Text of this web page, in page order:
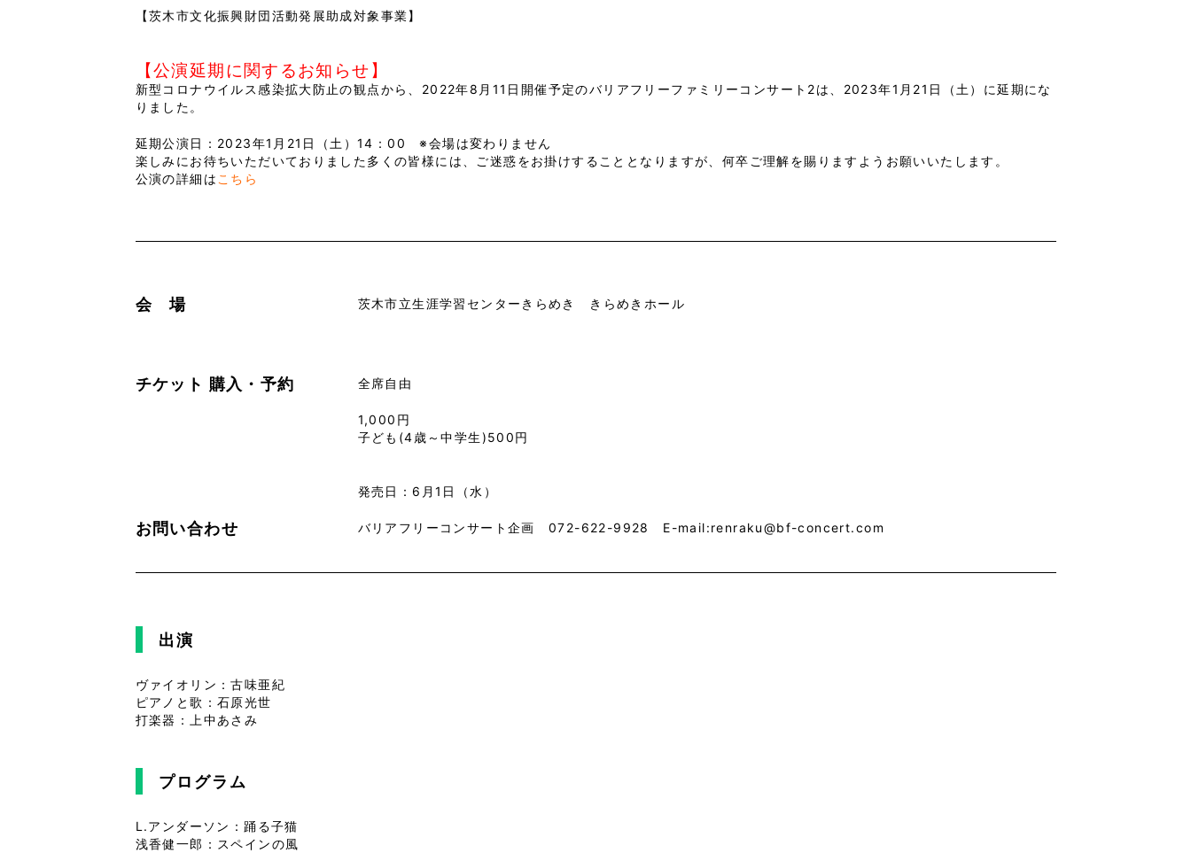
【茨木市文化振興財団活動発展助成対象事業】
【公演延期に関するお知らせ】
新型コロナウイルス感染拡大防止の観点から、2022年8月11日開催予定のバリアフリーファミリーコンサート2は、2023年1月21日（土）に延期にな
りました。
延期公演日：2023年1月21日（土）14：00 ※会場は変わりません
楽しみにお待ちいただいておりました多くの皆様には、ご迷惑をお掛けすることとなりますが、何卒ご理解を賜りますようお願いいたします。
公演の詳細はこちら
会 場 茨木市立生涯学習センターきらめき きらめきホール
チケット 購入・予約 全席自由
1,000円
子ども(4歳～中学生)500円
発売日：6月1日（水）
お問い合わせ バリアフリーコンサート企画 072-622-9928 E-mail:renraku@bf-concert.com
出演
ヴァイオリン：古味亜紀
ピアノと歌：石原光世
打楽器：上中あさみ
プログラム
L.アンダーソン：踊る子猫
浅香健一郎：スペインの風